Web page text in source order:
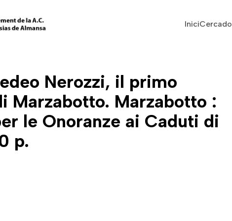
Inici
Nerozzi, il primo
Marzabotto. Marzabotto :
le Onoranze ai Caduti di
p.